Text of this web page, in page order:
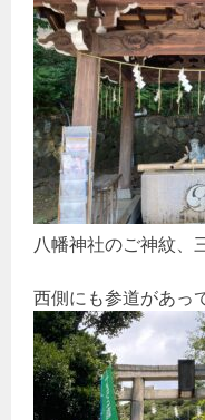
八幡神社のご神紋、
西側にも参道があっ